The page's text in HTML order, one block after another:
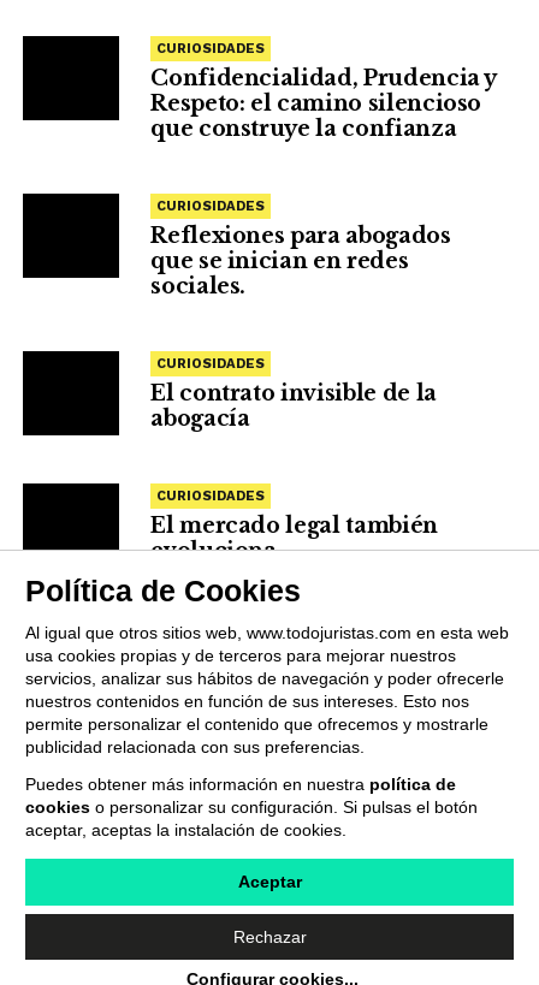
CURIOSIDADES
Confidencialidad, Prudencia y
Respeto: el camino silencioso
que construye la confianza
CURIOSIDADES
Reflexiones para abogados
que se inician en redes
sociales.
CURIOSIDADES
El contrato invisible de la
abogacía
CURIOSIDADES
El mercado legal también
evoluciona
QUIENES SOMOS PUBLICIDAD
PROVEEDORES
TERMINOS Y CONDICIONES
POLÍTICA DE PRIVACIDAD
Copyright © 2019 Todojuristas.com Todos los Derechos
Política de Cookies
Al igual que otros sitios web, www.todojuristas.com en esta web
usa cookies propias y de terceros para mejorar nuestros
servicios, analizar sus hábitos de navegación y poder ofrecerle
nuestros contenidos en función de sus intereses. Esto nos
permite personalizar el contenido que ofrecemos y mostrarle
publicidad relacionada con sus preferencias.
Puedes obtener más información en nuestra política de
cookies o personalizar su configuración. Si pulsas el botón
aceptar, aceptas la instalación de cookies.
Aceptar
Rechazar
Configurar cookies...